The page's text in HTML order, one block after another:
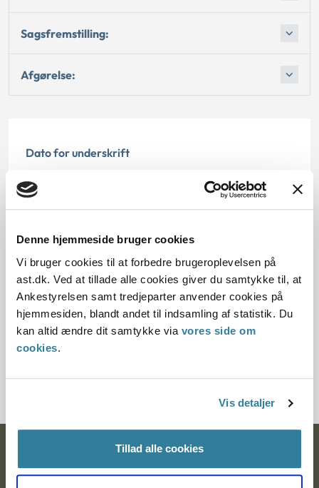
Denne hjemmeside bruger cookies
Vi bruger cookies til at forbedre brugeroplevelsen på
ast.dk. Ved at tillade alle cookies giver du samtykke til, at
Ankestyrelsen samt tredjeparter anvender cookies på
hjemmesiden, blandt andet til indsamling af statistik. Du
kan altid ændre dit samtykke via vores side om
cookies.
Vis detaljer
Tillad alle cookies
Sagsfremstilling:
Afgørelse:
Dato for underskrift
01.12.2001
10.07.2013
Paragraf
§ 29 § 48 § 7 § 10 § 28 § 8 § 42
Journalnummer